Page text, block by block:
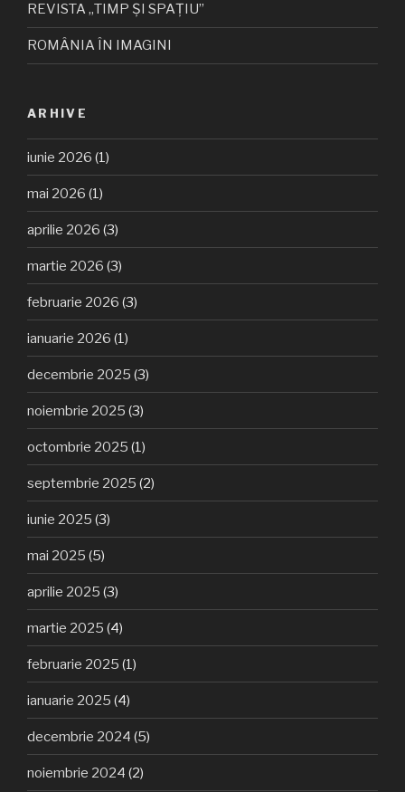
REVISTA „TIMP ȘI SPAȚIU”
ROMÂNIA ÎN IMAGINI
ARHIVE
iunie 2026 (1)
mai 2026 (1)
aprilie 2026 (3)
martie 2026 (3)
februarie 2026 (3)
ianuarie 2026 (1)
decembrie 2025 (3)
noiembrie 2025 (3)
octombrie 2025 (1)
septembrie 2025 (2)
iunie 2025 (3)
mai 2025 (5)
aprilie 2025 (3)
martie 2025 (4)
februarie 2025 (1)
ianuarie 2025 (4)
decembrie 2024 (5)
noiembrie 2024 (2)